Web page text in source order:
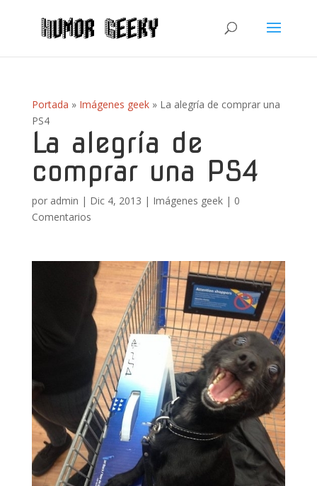
Portada » Imágenes geek» La alegría de comprar una
PS4
La alegría de
comprar una PS4
por admin | Dic 4, 2013 | Imágenes geek| 0
Comentarios